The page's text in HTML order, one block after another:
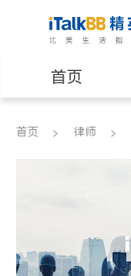
首页
医生
首页 律师